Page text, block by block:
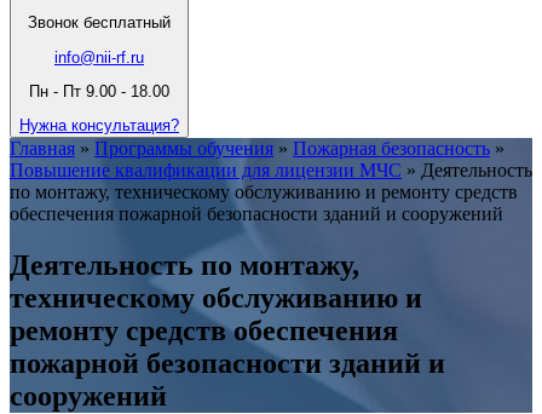
Звонок бесплатный
info@nii-rf.ru
Пн - Пт 9.00 - 18.00
Нужна консультация?
Главная » Программы обучения » Пожарная безопасность »
Повышение квалификации для лицензии МЧС » Деятельность
по монтажу, техническому обслуживанию и ремонту средств
обеспечения пожарной безопасности зданий и сооружений
Деятельность по монтажу,
техническому обслуживанию и
ремонту средств обеспечения
пожарной безопасности зданий и
сооружений